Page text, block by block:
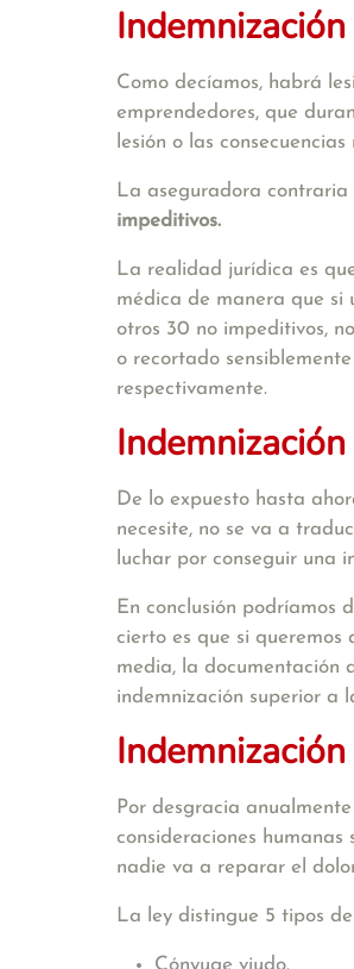
Indemnizació
Como decíamos, habrá
emprendedores, que
lesión o las
La aseguradora
impeditivos.
La realidad jurídica es
médica de manera que si
otros 30 no impeditivos,
o recortado
respectivamente.
Indemnizació
De lo expuesto hasta
necesite, no se va a
luchar por conseguir una
En conclusión podríamos
cierto es que si
media, la documentación
indemnización superior a
Por desgracia
consideraciones
nadie va a reparar el
La ley distingue 5 tipos
Cónyuge viudo.